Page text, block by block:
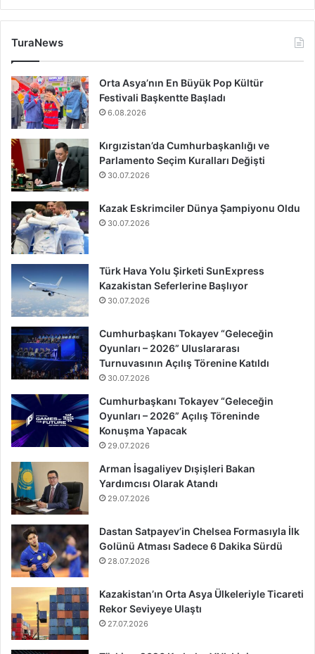
TuraNews
Orta Asya’nın En Büyük Pop Kültür
Festivali Başkentte Başladı
6.08.2026
Kırgızistan’da Cumhurbaşkanlığı ve
Parlamento Seçim Kuralları Değişti
30.07.2026
Kazak Eskrimciler Dünya Şampiyonu Oldu
30.07.2026
Türk Hava Yolu Şirketi SunExpress
Kazakistan Seferlerine Başlıyor
30.07.2026
Cumhurbaşkanı Tokayev “Geleceğin
Oyunları – 2026” Uluslararası
Turnuvasının Açılış Törenine Katıldı
30.07.2026
Cumhurbaşkanı Tokayev “Geleceğin
Oyunları – 2026” Açılış Töreninde
Konuşma Yapacak
29.07.2026
Arman İsagaliyev Dışişleri Bakan
Yardımcısı Olarak Atandı
29.07.2026
Dastan Satpayev’in Chelsea Formasıyla İlk
Golünü Atması Sadece 6 Dakika Sürdü
28.07.2026
Kazakistan’ın Orta Asya Ülkeleriyle Ticareti
Rekor Seviyeye Ulaştı
27.07.2026